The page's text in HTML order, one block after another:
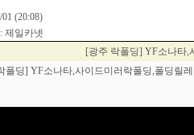
01 (20:08)
제일카넷
[광주 락폴딩] YF소나타,
폴딩] YF소나타,사이드미러락폴딩,폴딩릴